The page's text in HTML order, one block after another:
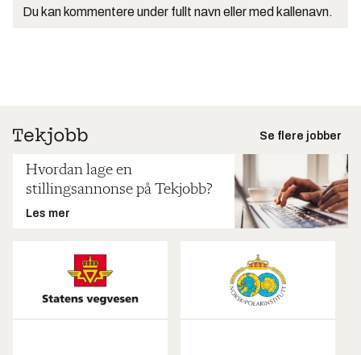
Du kan kommentere under fullt navn eller med kallenavn.
Se flere jobber
Hvordan lage en
stillingsannonse på Tekjobb?
Les mer